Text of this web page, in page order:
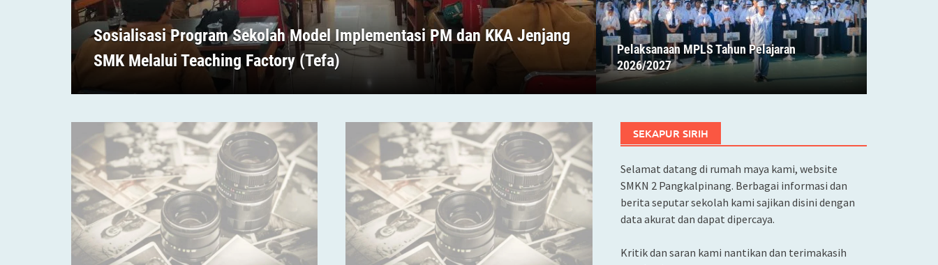
Sosialisasi Program Sekolah Model Implementasi PM dan KKA Jenjang
SMK Melalui Teaching Factory (Tefa)
Pelaksanaan MPLS Tahun Pelajaran 2026/2027
Pelaksanaan MPLS Tahun Pelajaran
2026/2027
SEKAPUR SIRIH
Selamat datang di rumah maya kami, website
SMKN 2 Pangkalpinang. Berbagai informasi dan
berita seputar sekolah kami sajikan disini dengan
data akurat dan dapat dipercaya.
Kritik dan saran kami nantikan dan terimakasih